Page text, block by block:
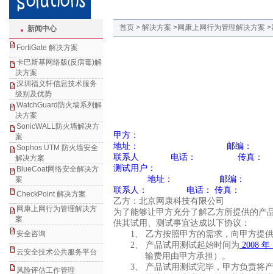
新闻中心
FortiGate 解决方案
卡巴斯基网络版(反病毒)解
决方案
深圳福义轩信息技术服务
级别及优势
WatchGuard防火墙系列解
决方案
SonicWALL防火墙解决方
案
Sophos UTM 防火墙安全
解决方案
BlueCoat网络安全解决方
案
CheckPoint 解决方案
网康上网行为管理解决方
案
安全咨询
云安全技术公共服务平台
风险评估工作管理
首页 > 解决方案 >网康上网行为管理解决方案 >
甲方：
地址： 邮编：
联系人 电话： 传真：
测试用户：
地址：
邮编：
联系人： 电话：
传真：
乙方：北京网康科技有限公司
为了能够让甲方充分了解乙方所提供的产
供其试用、测试事宜达成以下协议：
1、 乙方按照甲方的需求，向甲方提
2、 产品试用测试起始时间为 2008
输费用由甲方承担）。
3、 产品试用测试完毕，甲方负责将